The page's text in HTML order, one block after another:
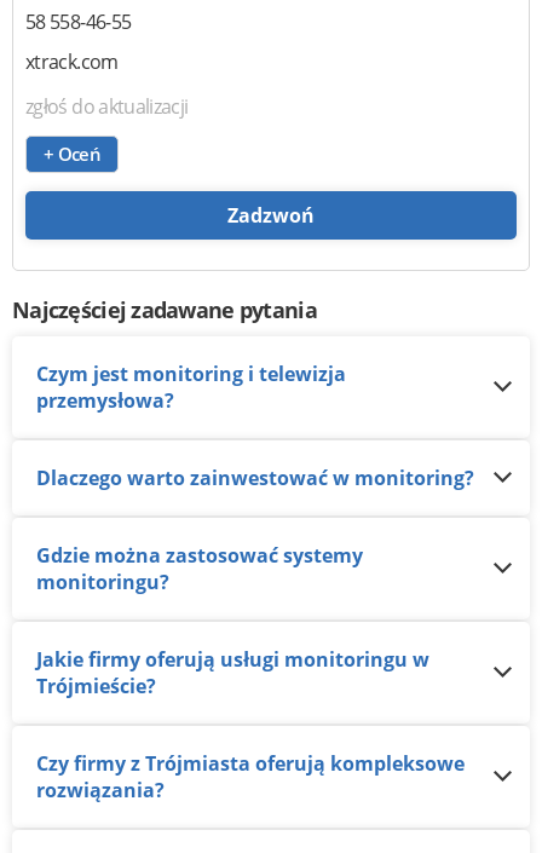
58 558-46-55
xtrack.com
zgłoś do aktualizacji
+ Oceń
Zadzwoń
Najczęściej zadawane pytania
Czym jest monitoring i telewizja
przemysłowa?
Dlaczego warto zainwestować w monitoring?
Gdzie można zastosować systemy
monitoringu?
Jakie firmy oferują usługi monitoringu w
Trójmieście?
Czy firmy z Trójmiasta oferują kompleksowe
rozwiązania?